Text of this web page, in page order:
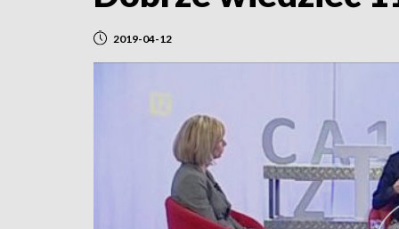
2019-04-12